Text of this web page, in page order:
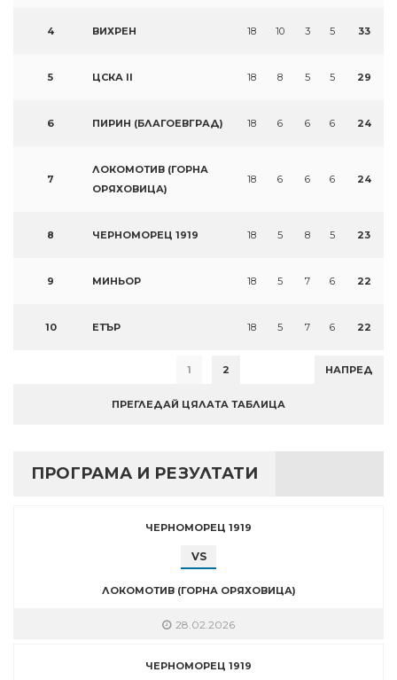
4 ВИХРЕН 18 10 3 5 33
5 ЦСКА II 18 8 5 5 29
6 ПИРИН (БЛАГОЕВГРАД) 18 6 6 6 24
7
ЛОКОМОТИВ (ГОРНА
ОРЯХОВИЦА)
18 6 6 6 24
8 ЧЕРНОМОРЕЦ 1919 18 5 8 5 23
9 МИНЬОР 18 5 7 6 22
10 ЕТЪР 18 5 7 6 22
1 2 НАПРЕД
ПРЕГЛЕДАЙ ЦЯЛАТА ТАБЛИЦА
ПРОГРАМА И РЕЗУЛТАТИ
ЧЕРНОМОРЕЦ 1919
VS
ЛОКОМОТИВ (ГОРНА ОРЯХОВИЦА)
28.02.2026
ЧЕРНОМОРЕЦ 1919